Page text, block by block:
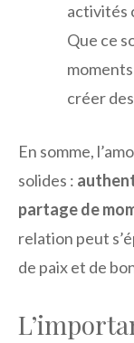
activités
Que ce
créer
En somme,
solides :
partage de
relation peut
de paix et de